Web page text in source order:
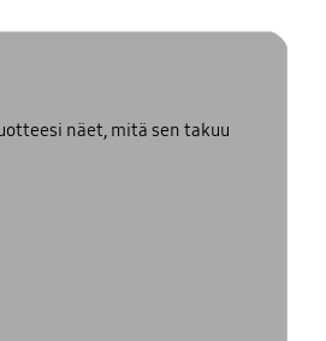
näet, mitä sen takuu